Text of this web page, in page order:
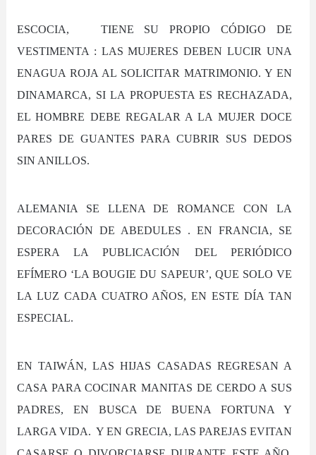
ESCOCIA, TIENE SU PROPIO CÓDIGO DE
VESTIMENTA : LAS MUJERES DEBEN LUCIR UNA
ENAGUA ROJA AL SOLICITAR MATRIMONIO. Y EN
DINAMARCA, SI LA PROPUESTA ES RECHAZADA,
EL HOMBRE DEBE REGALAR A LA MUJER DOCE
PARES DE GUANTES PARA CUBRIR SUS DEDOS
SIN ANILLOS.
ALEMANIA SE LLENA DE ROMANCE CON LA
DECORACIÓN DE ABEDULES . EN FRANCIA, SE
ESPERA LA PUBLICACIÓN DEL PERIÓDICO
EFÍMERO ‘LA BOUGIE DU SAPEUR’, QUE SOLO VE
LA LUZ CADA CUATRO AÑOS, EN ESTE DÍA TAN
ESPECIAL.
EN TAIWÁN, LAS HIJAS CASADAS REGRESAN A
CASA PARA COCINAR MANITAS DE CERDO A SUS
PADRES, EN BUSCA DE BUENA FORTUNA Y
LARGA VIDA. Y EN GRECIA, LAS PAREJAS EVITAN